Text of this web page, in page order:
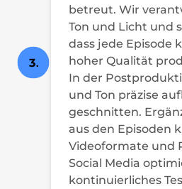
3.
betreut. Wir
Ton und Licht und
dass jede Episode
hoher Qualität
In der
und Ton präzise
geschnitten.
aus den Episoden
Videoformate und
Social Media
kontinuierliches